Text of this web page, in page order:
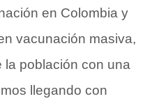
en Colombia y
vacunación masiva,
la población con una
llegando con